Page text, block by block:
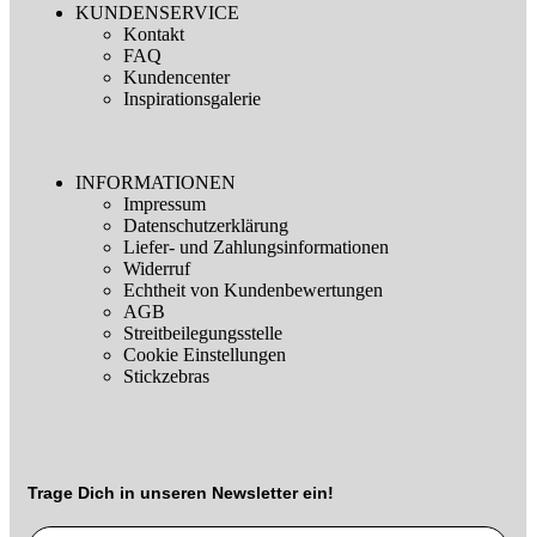
KUNDENSERVICE
Kontakt
FAQ
Kundencenter
Inspirationsgalerie
INFORMATIONEN
Impressum
Datenschutzerklärung
Liefer- und Zahlungsinformationen
Widerruf
Echtheit von Kundenbewertungen
AGB
Streitbeilegungsstelle
Cookie Einstellungen
Stickzebras
Trage Dich in unseren Newsletter ein!